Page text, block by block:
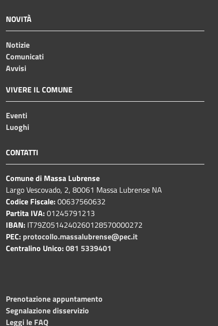
NOVITÀ
Notizie
Comunicati
Avvisi
VIVERE IL COMUNE
Eventi
Luoghi
CONTATTI
Comune di Massa Lubrense
Largo Vescovado, 2, 80061 Massa Lubrense NA
Codice Fiscale:00637560632
Partita IVA:01245791213
IBAN: IT79Z0514240260128570000272
PEC: protocollo.massalubrense@pec.it
Centralino Unico:081 5339401
Prenotazione appuntamento
Segnalazione disservizio
Leggi le FAQ